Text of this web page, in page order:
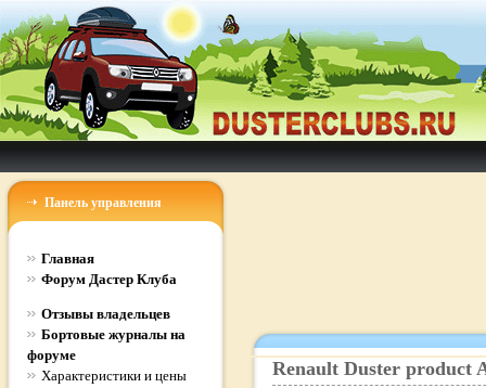
Панель управления
Главная
Форум Дастер Клуба
Отзывы владельцев
Бортовые журналы на
форуме
Характеристики и цены
Renault Duster product